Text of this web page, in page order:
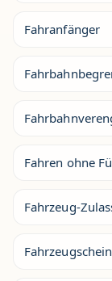
Fahranfänger
Fahren ohne
Fahrzeug-
Fahrzeugschein